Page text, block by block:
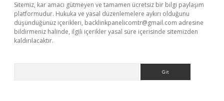
Sitemiz, kar amacı gütmeyen ve tamamen ücretsiz bir bilgi paylaşım
platformudur. Hukuka ve yasal düzenlemelere aykırı olduğunu
düşündüğünüz içerikleri, backlinkpanelicomtr@gmail.com adresine
bildirmeniz halinde, ilgili içerikler yasal süre içerisinde sitemizden
kaldırılacaktır.